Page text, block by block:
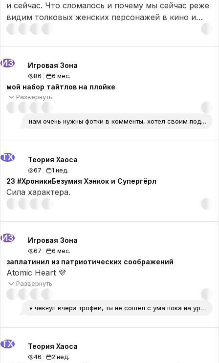
и сейчас. Что сломалось и почему мы сейчас реже
видим толковых женских персонажей в кино и
сериалах. На примерах Супердевочки, Мулан,
ИЗ Игровая Зона
86 6 мес.
мой набор тайтлов на плойке
Развернуть
нам очень нужны фотки в комменты, хотел своим
ТХ Теория Хаоса
67 1 нед.
23 #ХроникиБезумия Хэнкок и Супергёрл
Сила характера.
ИЗ Игровая Зона
67 6 мес.
заплатинил из патриотических соображений
Atomic Heart 💜
Развернуть
я чекнул вчера трофеи, ты не сошел с ума пока на
ТХ Теория Хаоса
46 2 нед.